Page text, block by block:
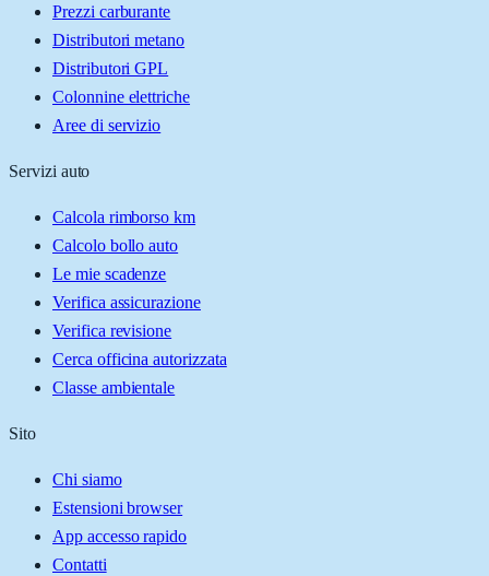
Prezzi carburante
Distributori metano
Distributori GPL
Colonnine elettriche
Aree di servizio
Servizi auto
Calcola rimborso km
Calcolo bollo auto
Le mie scadenze
Verifica assicurazione
Verifica revisione
Cerca officina autorizzata
Classe ambientale
Sito
Chi siamo
Estensioni browser
App accesso rapido
Contatti